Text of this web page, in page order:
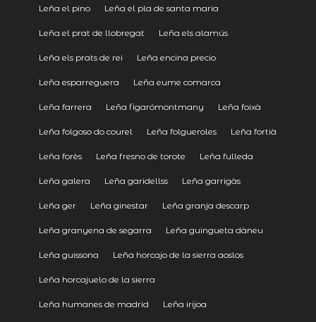
Leña el pino Leña el pla de santa maria
Leña el prat de llobregat Leña els alamús
Leña els prats de rei Leña encina precio
Leña esparreguera Leña eume comarca
Leña farrera Leña figarómontmany Leña foixà
Leña folgoso do courel Leña folgueroles Leña fortià
Leña forès Leña fresno de torote Leña fulleda
Leña galera Leña garidellss Leña garrigàs
Leña ger Leña ginestar Leña granja descarp
Leña granyena de segarra Leña guingueta dàneu
Leña guissona Leña horcajo de la sierra aoslos
Leña horcajuelo de la sierra
Leña humanes de madrid Leña irijoa